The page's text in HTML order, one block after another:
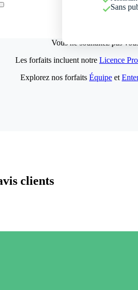
Sans
Vous ne souhaitez pas
Les forfaits incluent notre Licence
Explorez nos forfaits Équipe et
clients